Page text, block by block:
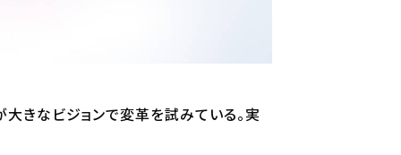
きなビジョンで変革を試みている。実